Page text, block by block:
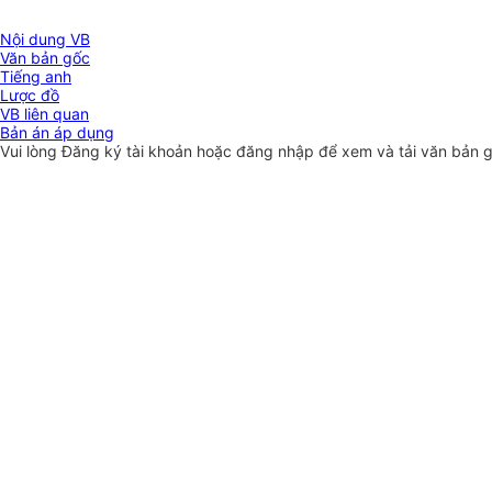
Nội dung VB
Văn bản gốc
Tiếng anh
Lược đồ
VB liên quan
Bản án áp dụng
Vui lòngĐăng ký tài khoản hoặc đăng nhập để xem và tải văn bản